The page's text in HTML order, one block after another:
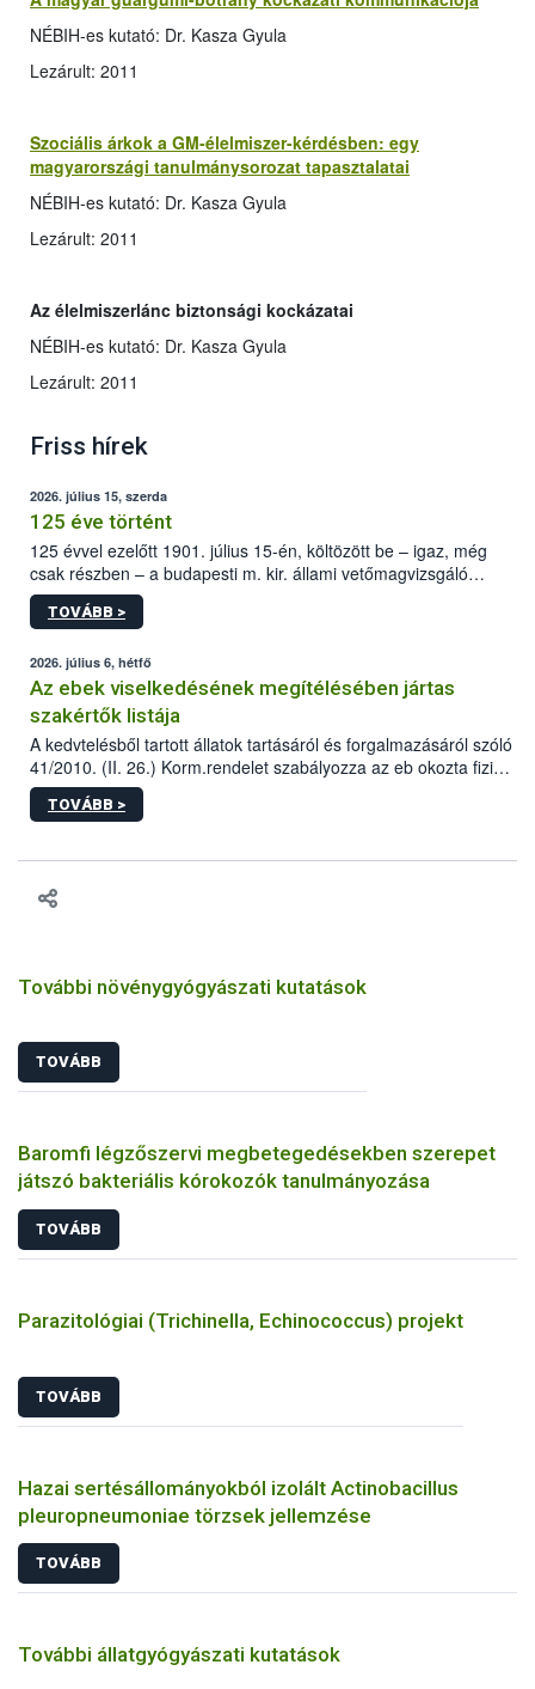
NÉBIH-es kutató: Dr. Kasza Gyula
Lezárult: 2011
Szociális árkok a GM-élelmiszer-kérdésben: egy
magyarországi tanulmánysorozat tapasztalatai
NÉBIH-es kutató: Dr. Kasza Gyula
Lezárult: 2011
Az élelmiszerlánc biztonsági kockázatai
NÉBIH-es kutató: Dr. Kasza Gyula
Lezárult: 2011
Friss hírek
2026. július 15, szerda
125 éve történt
125 évvel ezelőtt 1901. július 15-én, költözött be – igaz, még
csak részben – a budapesti m. kir. állami vetőmagvizsgáló
állomás a Kis Rókus utca 15. szám alatti, Czigler Győző által
tervezett új épületébe.
TOVÁBB >
2026. július 6, hétfő
Az ebek viselkedésének megítélésében jártas
szakértők listája
A kedvtelésből tartott állatok tartásáról és forgalmazásáról szóló
41/2010. (II. 26.) Korm.rendelet szabályozza az eb okozta fizikai
sérülés, illetve ennek veszélye keletkezésekor felmerülő
hatósági feladatokat, valamint a veszélyes eb tartását és annak
vonni az ebek viselkedésének megítélésében jártas szakértőt.
TOVÁBB >
További növénygyógyászati kutatások
TOVÁBB
Baromfi légzőszervi megbetegedésekben szerepet
játszó bakteriális kórokozók tanulmányozása
TOVÁBB
Parazitológiai (Trichinella, Echinococcus) projekt
TOVÁBB
Hazai sertésállományokból izolált Actinobacillus
pleuropneumoniae törzsek jellemzése
TOVÁBB
További állatgyógyászati kutatások